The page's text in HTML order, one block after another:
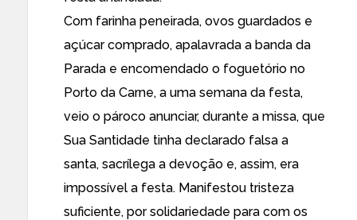
Com farinha peneirada, ovos guardados e
açúcar comprado, apalavrada a banda da
Parada e encomendado o foguetório no
Porto da Carne, a uma semana da festa,
veio o pároco anunciar, durante a missa, que
Sua Santidade tinha declarado falsa a
santa, sacrílega a devoção e, assim, era
impossível a festa. Manifestou tristeza
suficiente, por solidariedade para com os